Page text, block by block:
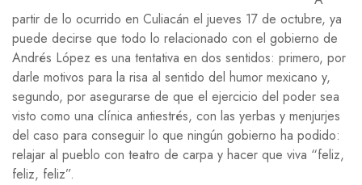
partir de lo ocurrido en Culiacán el jueves 17 de octubre, ya
puede decirse que todo lo relacionado con el gobierno de
Andrés López es una tentativa en dos sentidos: primero, por
darle motivos para la risa al sentido del humor mexicano y,
segundo, por asegurarse de que el ejercicio del poder sea
visto como una clínica antiestrés, con las yerbas y menjurjes
del caso para conseguir lo que ningún gobierno ha podido:
relajar al pueblo con teatro de carpa y hacer que viva “feliz,
feliz, feliz”.